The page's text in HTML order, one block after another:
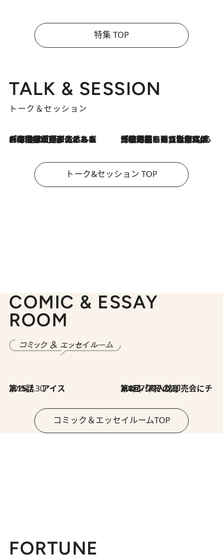
特集 TOP
TALK & SESSION
トーク＆セッション
2026.8.3
「今後値上げがあるとすれば…」「リスクがあるのは今年の冬」エネルギー専門家が語る、ホルムズ海峡封鎖が家庭にもたらす“ある心配” 2026.8.3
「住宅建てられない…」「サーチャージ料の高値が続いている」ホルムズ海峡封鎖による影響はいつまで続く？《エネルギー専門家に聞く“どうなる日本の暮らし”》
トーク&セッション TOP
COMIC & ESSAY
ROOM
2026.7.30
第15話 アイス 2026.7.30
第8回「同人誌即売会にチャレンジ その2」
コミック＆エッセイルームTOP
FORTUNE